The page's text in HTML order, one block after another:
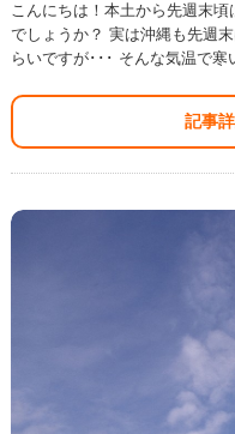
こんにちは！本土から先週末
でしょうか？ 実は沖縄も先週
らいですが･･･ そんな気温で
記事